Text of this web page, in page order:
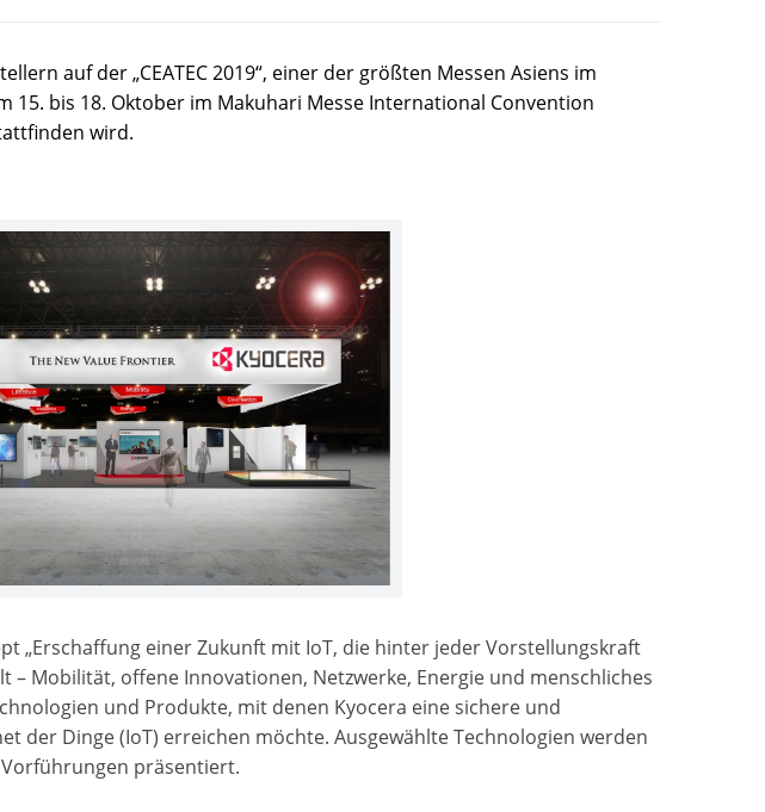
auf der „CEATEC 2019“, einer der größten Messen Asiens im
15. bis 18. Oktober im Makuhari Messe International Convention
wird.
„Erschaffung einer Zukunft mit IoT, die hinter jeder Vorstellungskraft
– Mobilität, offene Innovationen, Netzwerke, Energie und menschliches
und Produkte, mit denen Kyocera eine sichere und
der Dinge (IoT) erreichen möchte. Ausgewählte Technologien werden
präsentiert.